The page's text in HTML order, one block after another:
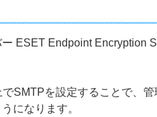
ESET Endpoint Encryption
SMTPを設定することで、
になります。